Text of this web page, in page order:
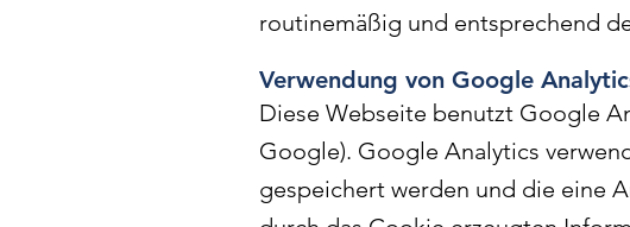
routinemäßig und entsprechend
Verwendung von Google
Diese Webseite benutzt Google
Google). Google Analytics
gespeichert werden und die eine